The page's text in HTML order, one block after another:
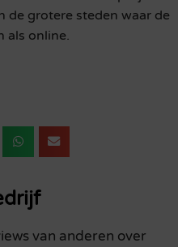
de grotere steden waar de
als online.
van anderen over